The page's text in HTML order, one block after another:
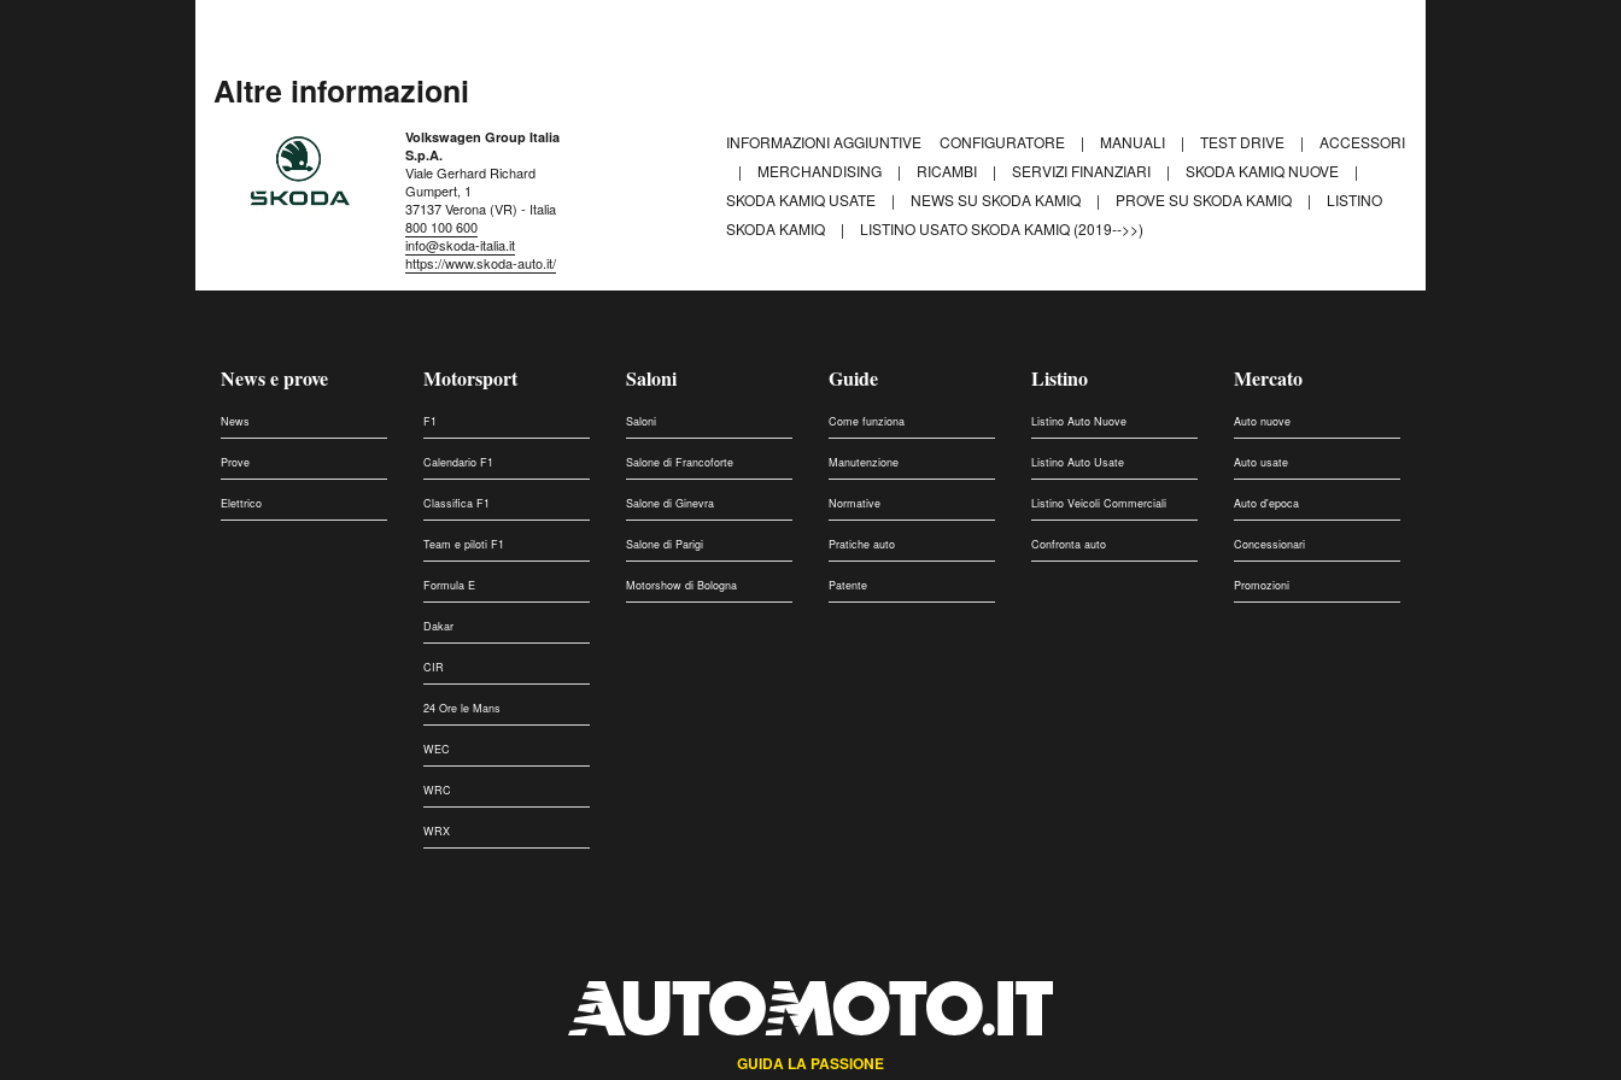
Altre informazioni
Volkswagen Group Italia
S.p.A.
Viale Gerhard Richard
Gumpert, 1
37137 Verona (VR) - Italia
800 100 600
info@skoda-italia.it
https://www.skoda-auto.it/
INFORMAZIONI AGGIUNTIVE CONFIGURATORE | MANUALI | TEST DRIVE |
ACCESSORI
|
MERCHANDISING | RICAMBI | SERVIZI FINANZIARI | SKODA KAMIQ NUOVE
|
SKODA KAMIQ USATE
| NEWS SU SKODA KAMIQ | PROVE SU SKODA KAMIQ |
LISTINO
SKODA KAMIQ
| LISTINO USATO SKODA KAMIQ (2019-->>)
News e prove
News
Prove
Elettrico
Motorsport
F1
Calendario F1
Classifica F1
Team e piloti F1
Formula E
Dakar
CIR
24 Ore le Mans
WEC
WRC
WRX
Saloni
Saloni
Salone di Francoforte
Salone di Ginevra
Salone di Parigi
Motorshow di Bologna
Guide
Come funziona
Manutenzione
Normative
Pratiche auto
Patente
Listino
Listino Auto Nuove
Listino Auto Usate
Listino Veicoli Commerciali
Confronta auto
Mercato
Auto nuove
Auto usate
Auto d'epoca
Concessionari
Promozioni
GUIDA LA PASSIONE